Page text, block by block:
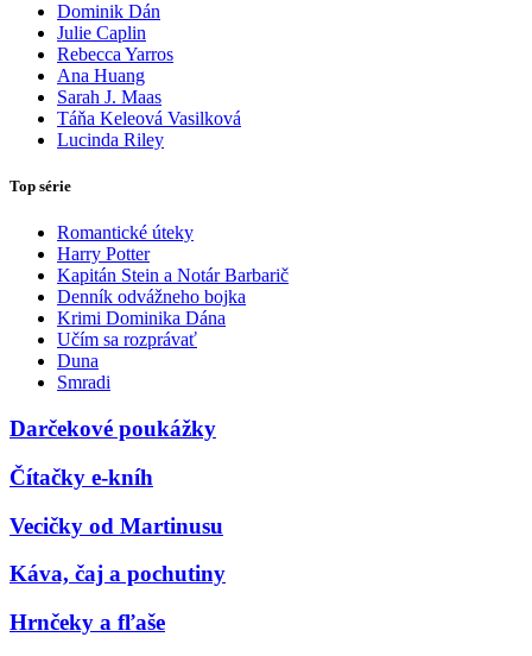
Dominik Dán
Julie Caplin
Rebecca Yarros
Ana Huang
Sarah J. Maas
Táňa Keleová Vasilková
Lucinda Riley
Top série
Romantické úteky
Harry Potter
Kapitán Stein a Notár Barbarič
Denník odvážneho bojka
Krimi Dominika Dána
Učím sa rozprávať
Duna
Smradi
Darčekové poukážky
Čítačky e-kníh
Vecičky od Martinusu
Káva, čaj a pochutiny
Hrnčeky a fľaše